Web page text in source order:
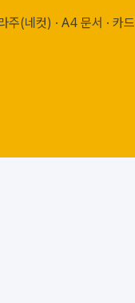
주(네컷) · A4 문서 · 카드